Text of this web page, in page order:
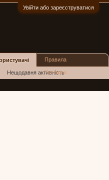
Увійти або зареєструватися
Нещодавня активність
Правила
Реклама